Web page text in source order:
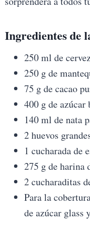
Ingredientes de
250 ml de
250 g de
75 g de cacao
400 g de azúcar
140 ml de nata
2 huevos
1 cucharada de
275 g de harina
2 cucharaditas
Para la
de azúcar glass